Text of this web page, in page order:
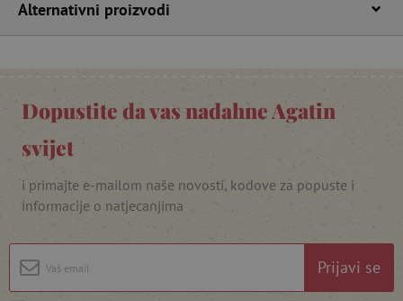
Alternativni proizvodi
Dopustite da vas nadahne Agatin
svijet
i primajte e-mailom naše novosti, kodove za popuste i
informacije o natjecanjima
Prijavi se
funkcionalnost internetske stranice, kao što su
npr. upis korisnika na stranici te uređivanje
računa. Internetsku stranicu ne možete
potrebnih kolačića.
Ime
Domena